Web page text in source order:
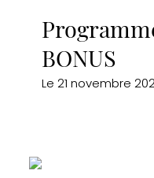
BONUS
Le 21 novembre